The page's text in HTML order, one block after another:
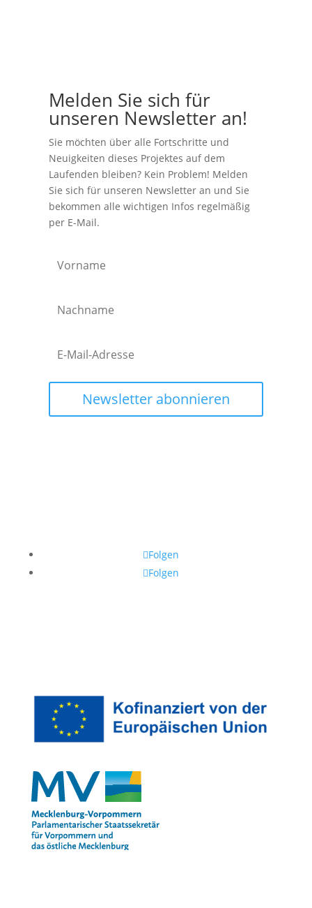
Melden Sie sich für
unseren Newsletter an!
Sie möchten über alle Fortschritte und
Neuigkeiten dieses Projektes auf dem
Laufenden bleiben? Kein Problem! Melden
Sie sich für unseren Newsletter an und Sie
bekommen alle wichtigen Infos regelmäßig
per E-Mail.
Newsletter abonnieren
Folgen
Folgen